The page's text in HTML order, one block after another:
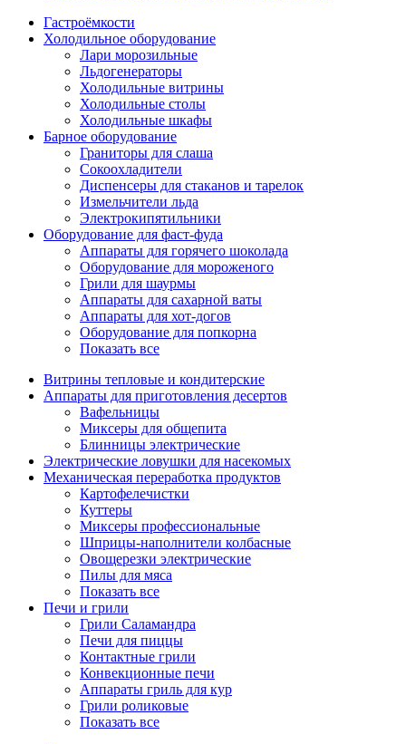
Гастроёмкости
Холодильное оборудование
Лари морозильные
Льдогенераторы
Холодильные витрины
Холодильные столы
Холодильные шкафы
Барное оборудование
Граниторы для слаша
Сокоохладители
Диспенсеры для стаканов и тарелок
Измельчители льда
Электрокипятильники
Оборудование для фаст-фуда
Аппараты для горячего шоколада
Оборудование для мороженого
Грили для шаурмы
Аппараты для сахарной ваты
Аппараты для хот-догов
Оборудование для попкорна
Показать все
Витрины тепловые и кондитерские
Аппараты для приготовления десертов
Вафельницы
Миксеры для общепита
Блинницы электрические
Электрические ловушки для насекомых
Механическая переработка продуктов
Картофелечистки
Куттеры
Миксеры профессиональные
Шприцы-наполнители колбасные
Овощерезки электрические
Пилы для мяса
Показать все
Печи и грили
Грили Саламандра
Печи для пиццы
Контактные грили
Конвекционные печи
Аппараты гриль для кур
Грили роликовые
Показать все